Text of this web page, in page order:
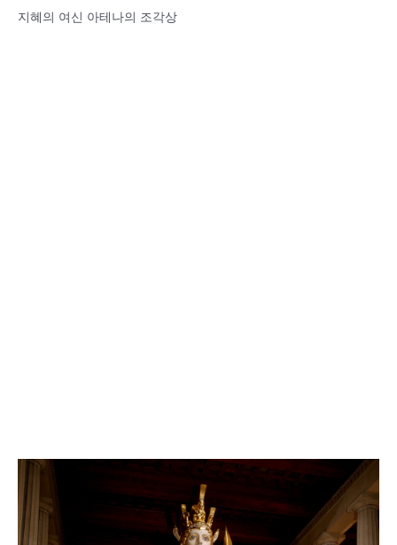
지혜의 여신 아테나의 조각상